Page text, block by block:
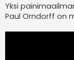
e
s
t
Yksi
Paul Orndorff on